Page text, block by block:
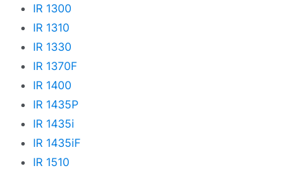
IR 1300
IR 1310
IR 1330
IR 1370F
IR 1400
IR 1435P
IR 1435i
IR 1435iF
IR 1510